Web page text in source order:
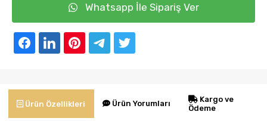
Whatsapp İle Sipariş Ver
Ürün Özellikleri Ürün Yorumları
Kargo ve
Ödeme